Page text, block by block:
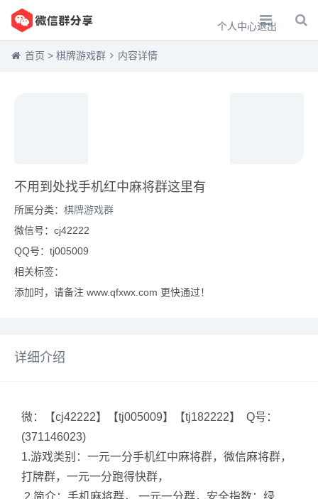
个人中心退出
首页 > 棋牌游戏群 内容详情
不用到处找手机红中麻将群这里有
所属分类： 棋牌游戏群
微信号：cj42222
QQ号：tj005009
相关标签：
添加时，请备注 www.qfxwx.com 更快通过！
详细介绍
微：【cj42222】【tj005009】【tj182222】 Q号：
(371146023)
1.游戏类别：一元一分手机红中麻将群，微信麻将群，
打牌群，一元一分跑得快群，